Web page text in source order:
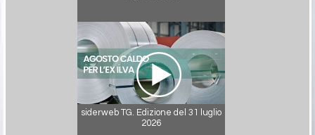
siderweb TG. Edizione del 31 luglio
2026